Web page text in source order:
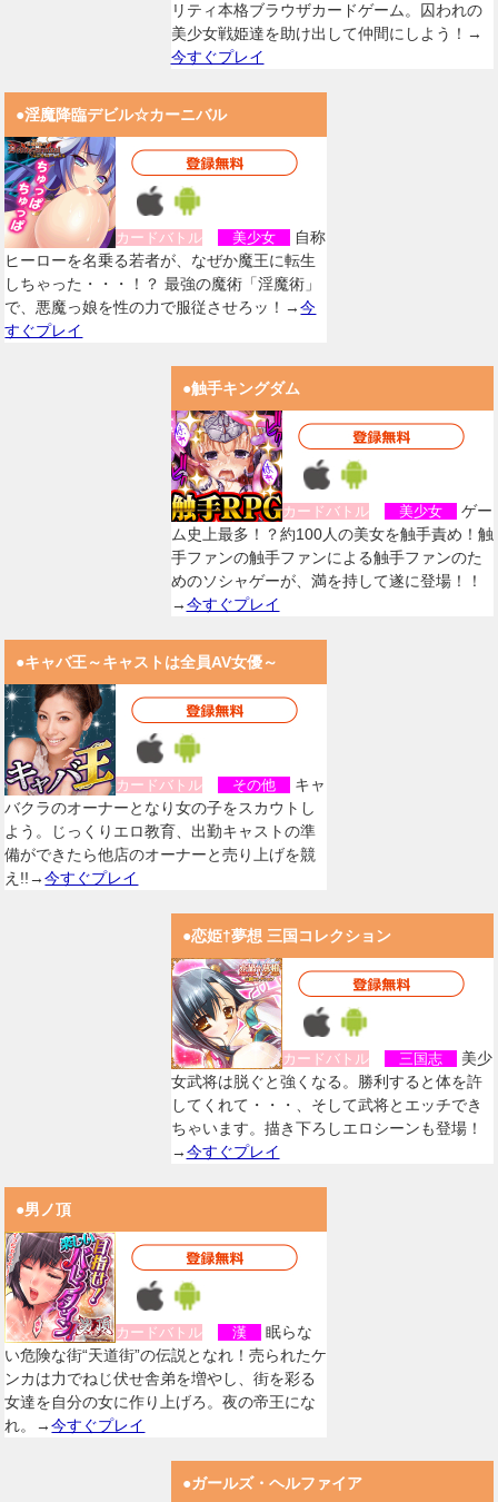
リティ本格ブラウザカードゲーム。囚われの
美少女戦姫達を助け出して仲間にしよう！→
今すぐプレイ
●淫魔降臨デビル☆カーニバル
カードバトル 美少女
自称
ヒーローを名乗る若者が、なぜか魔王に転生
しちゃった・・・！？ 最強の魔術「淫魔術」
で、悪魔っ娘を性の力で服従させろッ！→今
すぐプレイ
●触手キングダム
カードバトル 美少女
ゲー
ム史上最多！？約100人の美女を触手責め！触
手ファンの触手ファンによる触手ファンのた
めのソシャゲーが、満を持して遂に登場！！
→今すぐプレイ
●キャバ王～キャストは全員AV女優～
カードバトル その他
キャ
バクラのオーナーとなり女の子をスカウトし
よう。じっくりエロ教育、出勤キャストの準
備ができたら他店のオーナーと売り上げを競
え!!→今すぐプレイ
●恋姫†夢想 三国コレクション
カードバトル 三国志
美少
女武将は脱ぐと強くなる。勝利すると体を許
してくれて・・・、そして武将とエッチでき
ちゃいます。描き下ろしエロシーンも登場！
→今すぐプレイ
●男ノ頂
カードバトル 漢
眠らな
い危険な街“天道街”の伝説となれ！売られたケ
ンカは力でねじ伏せ舎弟を増やし、街を彩る
女達を自分の女に作り上げろ。夜の帝王にな
れ。→今すぐプレイ
●ガールズ・ヘルファイア